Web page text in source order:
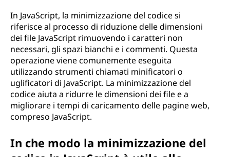
In JavaScript, la minimizzazione del codice si
riferisce al processo di riduzione delle dimensioni
dei file JavaScript rimuovendo i caratteri non
necessari, gli spazi bianchi e i commenti. Questa
operazione viene comunemente eseguita
utilizzando strumenti chiamati minificatori o
uglificatori di JavaScript. La minimizzazione del
codice aiuta a ridurre le dimensioni dei file e a
migliorare i tempi di caricamento delle pagine web,
compreso JavaScript.
In che modo la minimizzazione del